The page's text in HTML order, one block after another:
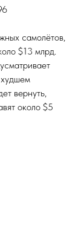
самолётов,
$13 млрд.
вернуть,
около $5